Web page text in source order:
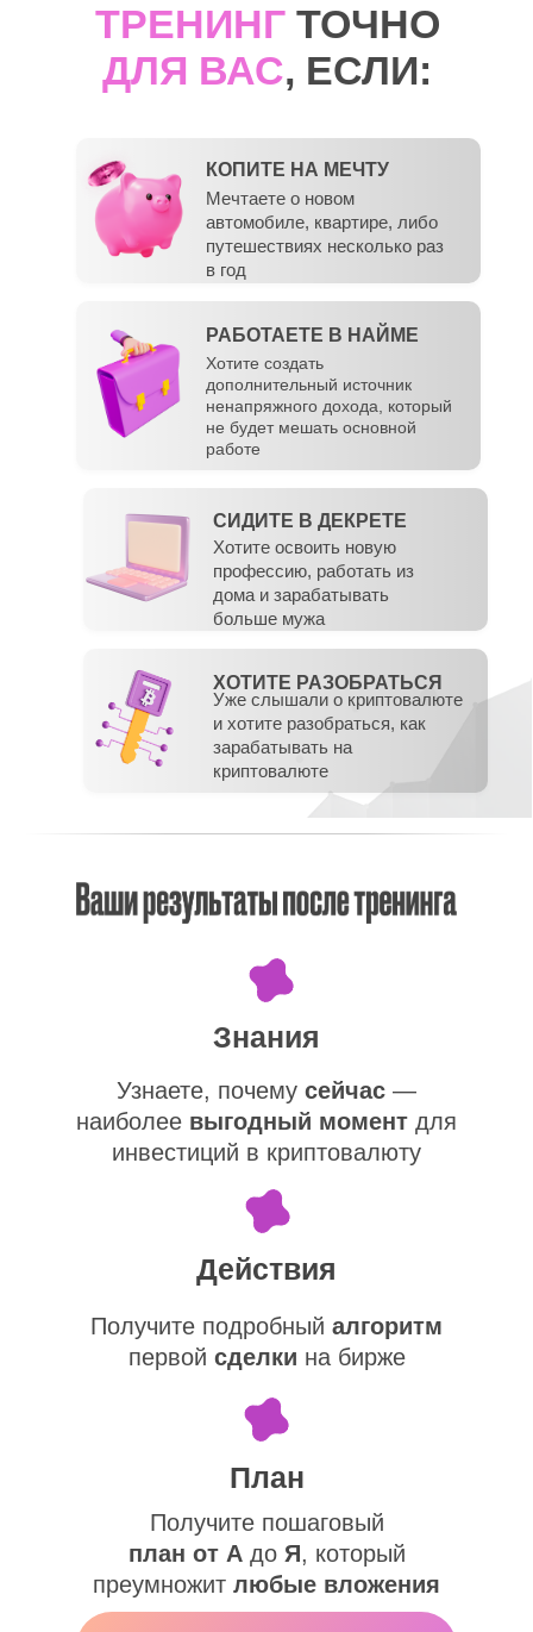
Уже слышали о криптовалюте
и хотите разобраться, как
зарабатывать на
криптовалюте
ХОТИТЕ РАЗОБРАТЬСЯ
РАБОТАЕТЕ В НАЙМЕ
Хотите создать
дополнительный источник
ненапряжного дохода, который
не будет мешать основной
работе
СИДИТЕ В ДЕКРЕТЕ
Хотите освоить новую
профессию, работать из
дома и зарабатывать
больше мужа
Мечтаете о новом
автомобиле, квартире, либо
путешествиях несколько раз
в год
КОПИТЕ НА МЕЧТУ
ТРЕНИНГ ТОЧНО
ДЛЯ ВАС, ЕСЛИ:
Действия
Получите пошаговый
план от Адо Я, который
преумножит любые вложения
План
Узнаете, почему сейчас —
наиболее выгодный момент для
инвестиций в криптовалюту
Знания
Получите подробный алгоритм
первой сделки на бирже